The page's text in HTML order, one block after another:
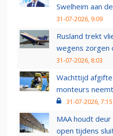
Swelheim aan
31-07-2026, 9:09
Rusland trekt
wegens zorgen
31-07-2026, 8:03
Wachttijd
monteurs
31-07-2026, 7:15
MAA houdt
open tijdens